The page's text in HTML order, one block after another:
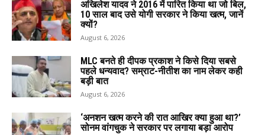
अखिलेश यादव ने 2016 में पारित किया था जो बिल,
10 साल बाद उसे योगी सरकार ने किया खत्म, जानें
क्यों?
August 6, 2026
MLC बनते ही दीपक प्रकाश ने किसे दिया सबसे
पहले धन्यवाद? सम्राट-नीतीश का नाम लेकर कही
बड़ी बात
August 6, 2026
‘अनशन खत्म करने की रात आखिर क्या हुआ था?’
सोनम वांगचुक ने सरकार पर लगाया बड़ा आरोप